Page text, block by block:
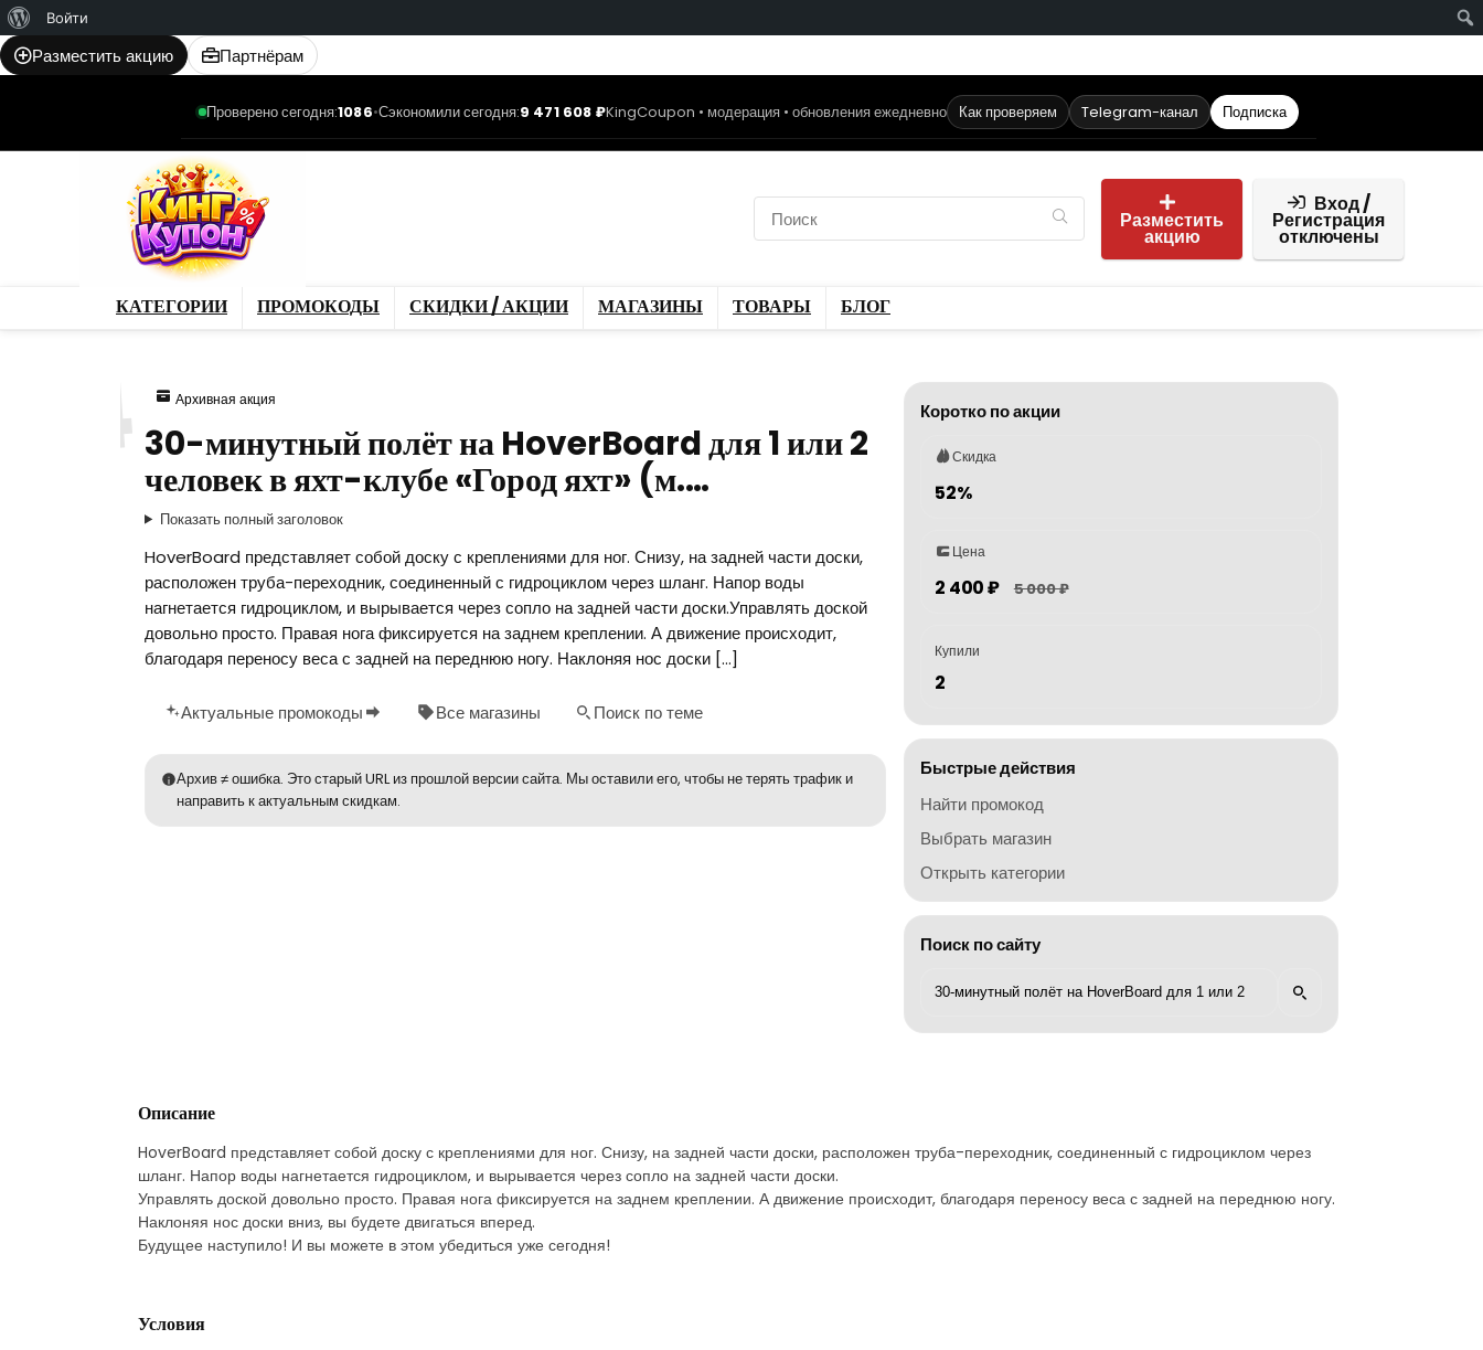
WordPress
Войти
Разместить акцию Партнёрам
Проверено сегодня:1086•Сэкономили сегодня:9 471 608 ₽KingCoupon • модерация • обновления ежедневно Как проверяем Telegram-канал Подписка
Разместить
акцию
Вход /
Регистрация
отключены
КАТЕГОРИИ ПРОМОКОДЫ СКИДКИ / АКЦИИ МАГАЗИНЫ ТОВАРЫ БЛОГ
Архивная акция
30-минутный полёт на HoverBoard для 1 или 2
человек в яхт-клубе «Город яхт» (м.…
Показать полный заголовок
HoverBoard представляет собой доску с креплениями для ног. Снизу, на задней части доски,
расположен труба-переходник, соединенный с гидроциклом через шланг. Напор воды
нагнетается гидроциклом, и вырывается через сопло на задней части доски.Управлять доской
довольно просто. Правая нога фиксируется на заднем креплении. А движение происходит,
благодаря переносу веса с задней на переднюю ногу. Наклоняя нос доски […]
Актуальные промокоды Все магазины Поиск по теме
Архив ≠ ошибка. Это старый URL из прошлой версии сайта. Мы оставили его, чтобы не терять трафик и
направить к актуальным скидкам.
Коротко по акции
Скидка
52%
Цена
2 400 ₽ 5 000 ₽
Купили
2
Быстрые действия
Найти промокод
Выбрать магазин
Открыть категории
Поиск по сайту
Описание
HoverBoard представляет собой доску с креплениями для ног. Снизу, на задней части доски, расположен труба-переходник, соединенный с гидроциклом через
шланг. Напор воды нагнетается гидроциклом, и вырывается через сопло на задней части доски.
Управлять доской довольно просто. Правая нога фиксируется на заднем креплении. А движение происходит, благодаря переносу веса с задней на переднюю ногу.
Наклоняя нос доски вниз, вы будете двигаться вперед.
Будущее наступило! И вы можете в этом убедиться уже сегодня!
Условия